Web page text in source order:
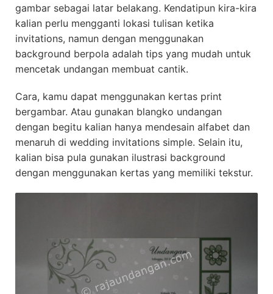
gambar sebagai latar belakang. Kendatipun kira-kira
kalian perlu mengganti lokasi tulisan ketika
invitations, namun dengan menggunakan
background berpola adalah tips yang mudah untuk
mencetak undangan membuat cantik.
Cara, kamu dapat menggunakan kertas print
bergambar. Atau gunakan blangko undangan
dengan begitu kalian hanya mendesain alfabet dan
menaruh di wedding invitations simple. Selain itu,
kalian bisa pula gunakan ilustrasi background
dengan menggunakan kertas yang memiliki tekstur.